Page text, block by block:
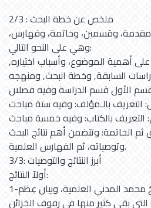
2/3 : ملخص عن خطة البحث
وقسمين، وخاتمة، وفهارس،
وهي على النحو التالي:
أهمية الموضوع، وأسباب اختياره,
السابقة, وخطة البحث, ومنهجه.
الأول قسم الدراسة وفيه فصلان:
التعريف بالـمؤلف: وفيه ستة مباحث.
التعريف بالكتاب: وفيه خمسة مباحث.
ثم الخاتمة: وتتضمن أهم نتائج البحث
وتوصياته، ثم الفهارس العلمية.
3/3: أبرز النتائج والتوصيات
أولاً النتائج:
1-أبرز البحث مكانة الشيخ محمد المدني العلمية، وبيان عِظم
بقي كثير منها في رفوف الخزائن.